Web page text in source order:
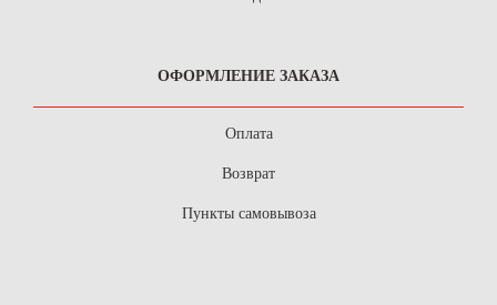
ОФОРМЛЕНИЕ ЗАКАЗА
Оплата
Возврат
Пункты самовывоза